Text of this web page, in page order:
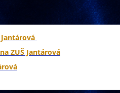
Jantárová
ZUŠ Jantárová